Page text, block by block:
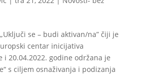
se – budi aktivan/na” čiji je
centar inicijativa
i 20.04.2022. godine održana je
s ciljem osnaživanja i podizanja